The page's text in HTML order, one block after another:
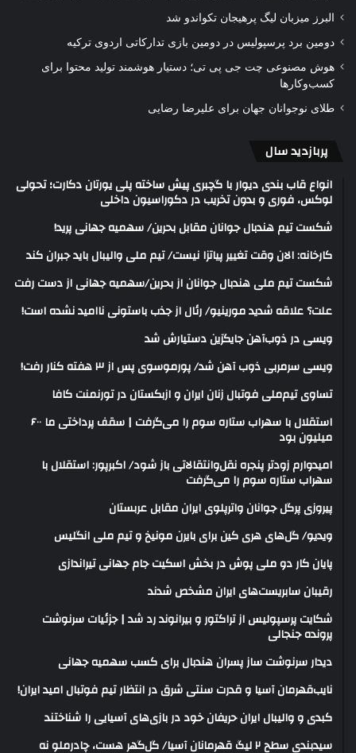
البرز میزبان لیگ پرهیجان تکواندو شد
دومین برد پرسپولیس در دومین بازی تدارکاتی اردوی ترکیه
هوش مصنوعی چت جی پی تی؛ دستیار هوشمند تولید محتوا برای
کسب‌وکارها
طلای نوجوانان جهان برای علیرضا رضایی
پربازدید سال
انواع قاب بندی دیوار با گچبری پیش ساخته پلی یورتان دکارت؛ تحولی
لوکس، فوری و بدون تخریب در دکوراسیون داخلی
شکست تیم هندبال جوانان مقابل بحرین/ سهمیه جهانی پرید!
کارخانه: الان وقت تغییر پیاتزا نیست/ تیم ملی والیبال باید جبران کند
شکست تیم ملی هندبال جوانان از بحرین/سهمیه جهانی از دست رفت
علت؟ علاقه شدید مورینیو/ رئال از جذب باستونی ناامید نشده است!
ویسی در ذوب‌آهن جایگزین دستیارش شد
ویسی سرمربی ذوب آهن شد/ پورموسوی پس از ۳ هفته کنار رفت!
تساوی تیم‌ملی فوتبال زنان ایران و ازبکستان در تورنمنت کافا
استقلال با سهراب ستاره سوم را می‌گرفت | سقف پرداختی ما ۶۰۰
میلیون بود
امیدوارم زودتر پنجره نقل‌وانتقالاتی باز شود/ اکبرپور: استقلال با
سهراب ستاره سوم را می‌گرفت
پیروزی پرگل جوانان واترپلوی ایران مقابل عربستان
ویدیو/ گل‌های هری‌ کین برای بایرن مونیخ و تیم ملی انگلیس
پایان کار دو ملی پوش در بخش اسکیت جام جهانی تیراندازی
رقیبان سابریست‌های ایران مشخص شدند
شکایت پرسپولیس از تراکتور و بیرانوند رد شد | جزئیات سرنوشت
پرونده جنجالی
دیدار سرنوشت ساز پسران هندبال برای کسب سهمیه جهانی
نایب‌قهرمان آسیا و قدرت سنتی شرق در انتظار تیم فوتبال امید ایران!
کبدی و والیبال ایران حریفان خود در بازی‌های آسیایی را شناختند
سیدبندی سطح ۲ لیگ قهرمانان آسیا/ گل‌گهر هست، چادرملو نه